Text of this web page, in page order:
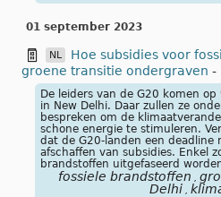
01 september 2023
NL
Hoe subsidies voor
groene transitie ondergraven -
De leiders van de G20 komen
in New Delhi. Daar zullen ze
bespreken om de
schone energie te stimuleren.
dat de G20-landen een deadline
afschaffen van subsidies. Enkel
brandstoffen uitgefaseerd
fossiele brandstoffen
Delhi